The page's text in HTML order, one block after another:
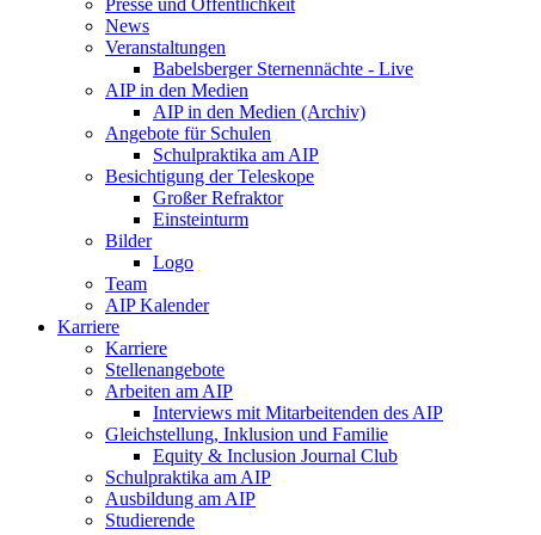
Presse und Öffentlichkeit
News
Veranstaltungen
Babelsberger Sternennächte - Live
AIP in den Medien
AIP in den Medien (Archiv)
Angebote für Schulen
Schulpraktika am AIP
Besichtigung der Teleskope
Großer Refraktor
Einsteinturm
Bilder
Logo
Team
AIP Kalender
Karriere
Karriere
Stellenangebote
Arbeiten am AIP
Interviews mit Mitarbeitenden des AIP
Gleichstellung, Inklusion und Familie
Equity & Inclusion Journal Club
Schulpraktika am AIP
Ausbildung am AIP
Studierende